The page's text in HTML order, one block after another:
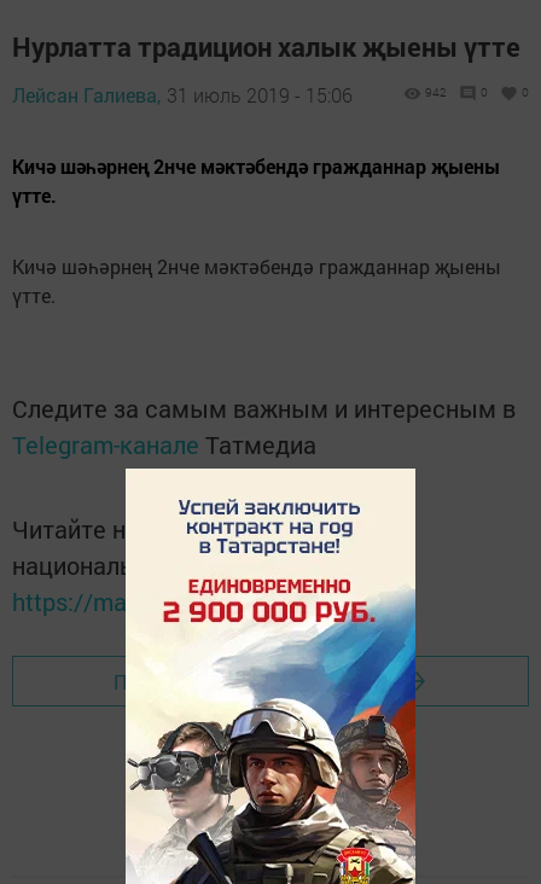
Нурлатта традицион халык җыены үтте
Лейсан Галиева, 31 июль 2019 - 15:06 942 0 0
Кичә шәһәрнең 2нче мәктәбендә гражданнар җыены
үтте.
Кичә шәһәрнең 2нче мәктәбендә гражданнар җыены
үтте.
Следите за самым важным и интересным в
Telegram-канале Татмедиа
Читайте новости Татарстана в
национальном мессенджере MАХ:
https://max.ru/tatmedia
Перейти на страницу новости